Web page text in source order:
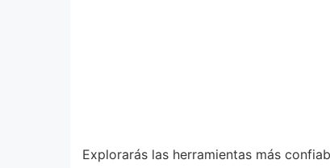
Explorarás las herramientas más